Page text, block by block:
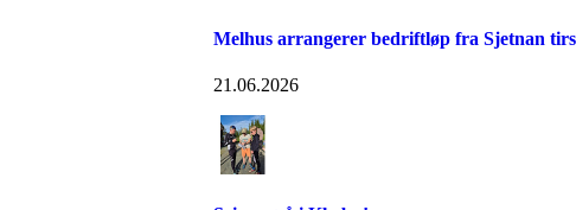
Melhus arrangerer bedriftløp fra Sjetnan
21.06.2026